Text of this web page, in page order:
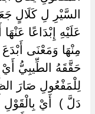
السَّيْرِ لِ كَلَالٍ
عَلَيْهِ إِبْدَاعًا
مِنْهَا وَمَعْنَى
حَقَّقَهُ الطِّيبِيُّ
لِلْمَفْعُولِ صَارَ
دَلَّ ) ‏ ‏أَيْ بِالْقَوْلِ